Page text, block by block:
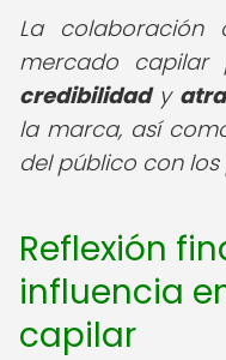
La
mercado capilar
credibilidady
la marca, así
del público con
Reflexión
influencia
capilar